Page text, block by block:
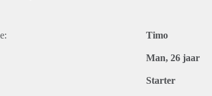
Timo
Man, 26 jaar
Starter